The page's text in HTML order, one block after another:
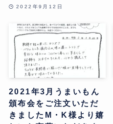
2022年9月12日
2021年3月うまいもん
頒布会をご注文いただ
きましたM・K様より嬉